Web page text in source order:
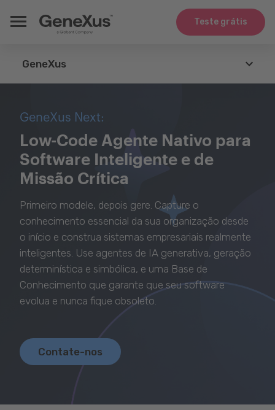
Teste grátis
GeneXus
Tecnologias
Casos de Uso
Whitepapers
Baixar GeneXus
GeneXus Next:
Low-Code Agente Nativo para
Software Inteligente e de
Missão Crítica
Primeiro modele, depois gere. Capture o
conhecimento essencial da sua organização desde
o início e construa sistemas empresariais realmente
inteligentes. Use agentes de IA generativa, geração
determinística e simbólica, e uma Base de
Conhecimento que garante que seu software
evolua e nunca fique obsoleto.
Contate-nos